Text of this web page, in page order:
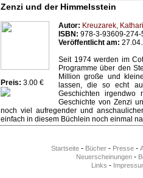
Zenzi und der Himmelsstein
Preis: 3.00 €
Autor: Kreuzarek,
ISBN: 978-3-93609-274-
Veröffentlicht am:
Seit 1974 werden im
Programme über den
Million große und
lassen, die so echt
Geschichten
Geschichte von Zenzi
noch viel aufregender und
einfach in diesem Büchlein noch einmal
Startseite - Bücher - Presse -
Neuerscheinungen-
Links -